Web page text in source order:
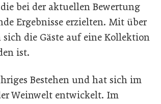
bei der aktuellen Bewertung
Ergebnisse erzielten. Mit über
die Gäste auf eine Kollektion
ist.
Bestehen und hat sich im
Weinwelt entwickelt. Im